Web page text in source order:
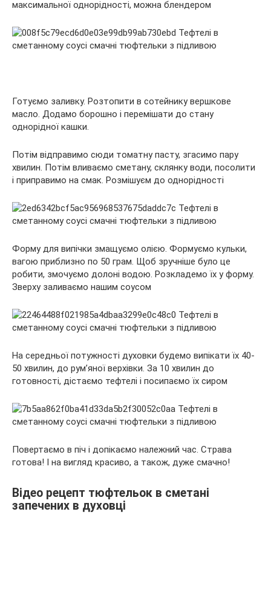
максимальної однорідності, можна блендером
Готуємо заливку. Розтопити в сотейнику вершкове
масло. Додамо борошно і перемішати до стану
однорідної кашки.
Потім відправимо сюди томатну пасту, згасимо пару
хвилин. Потім вливаємо сметану, склянку води, посолити
і приправимо на смак. Розмішуєм до однорідності
Форму для випічки змащуємо олією. Формуємо кульки,
вагою приблизно по 50 грам. Щоб зручніше було це
робити, змочуємо долоні водою. Розкладемо їх у форму.
Зверху заливаємо нашим соусом
На середньої потужності духовки будемо випікати їх 40-
50 хвилин, до рум’яної верхівки. За 10 хвилин до
готовності, дістаємо тефтелі і посипаємо їх сиром
Повертаємо в піч і допікаємо належний час. Страва
готова! І на вигляд красиво, а також, дуже смачно!
Відео рецепт тюфтельок в сметані
запечених в духовці